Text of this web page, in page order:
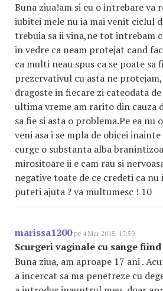
Buna ziua!am si eu o intrebare va
iubitei mele nu ia mai venit ciclul
trebuia sa ii vina,ne tot intrebam
in vedre ca neam protejat cand
ca multi neau spus ca se poate
prezervativul cu asta ne
dragoste in fiecare zi cateodata
ultima vreme am rarito din cauza
sa fie si asta o problema.Pe ea nu
veni asa i se mpla de obicei
curge o substanta alba
mirositoare ii e cam rau si
negative toate de ce credeti ca nu
puteti ajuta ? va multumesc ! 10
marissa1200pe 4 Mar 2015, 17:59
Scurgeri vaginale cu sange
Buna ziua, am aproape 17 ani .
a incercat sa ma penetreze cu